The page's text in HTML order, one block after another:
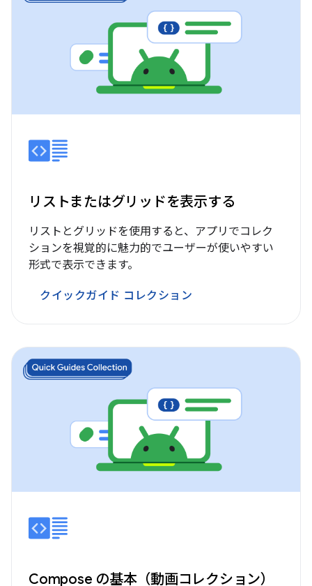
リストまたはグリッドを表示する
リストとグリッドを使用すると、アプリでコレク
ションを視覚的に魅力的でユーザーが使いやすい
形式で表示できます。
クイックガイド コレクション
Compose の基本（動画コレクション）